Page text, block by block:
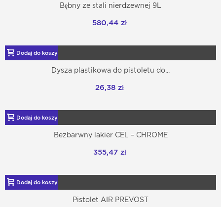
Bębny ze stali nierdzewnej 9L
580,44 zł
Dodaj do koszyka
Dysza plastikowa do pistoletu do...
26,38 zł
Dodaj do koszyka
Bezbarwny lakier CEL – CHROME
355,47 zł
Dodaj do koszyka
Pistolet AIR PREVOST